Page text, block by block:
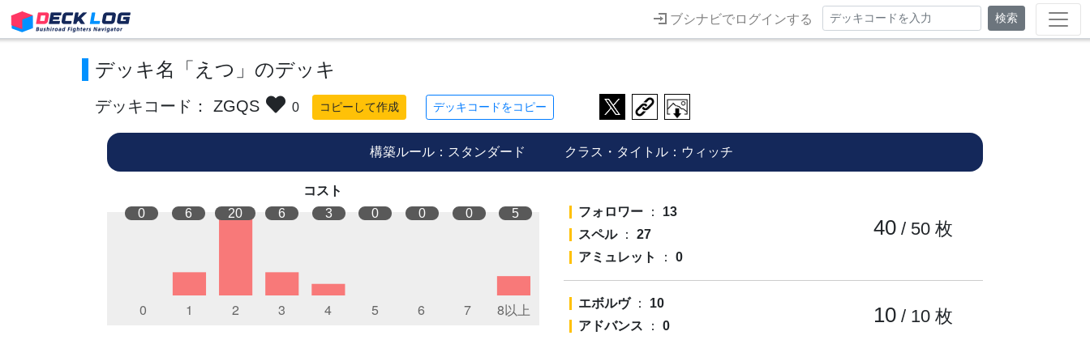
ブシナビでログインする 検索
デッキ名「えつ」のデッキ
デッキコード： ZGQS 0 コピーして作成 デッキコードをコピー
構築ルール：スタンダード クラス・タイトル：ウィッチ
コスト
0
6 20 6 3 0 0 0 5 フォロワー： 13
スペル： 27
アミュレット
： 0
40/ 50枚
エボルヴ： 10
アドバンス ： 0 10/ 10枚